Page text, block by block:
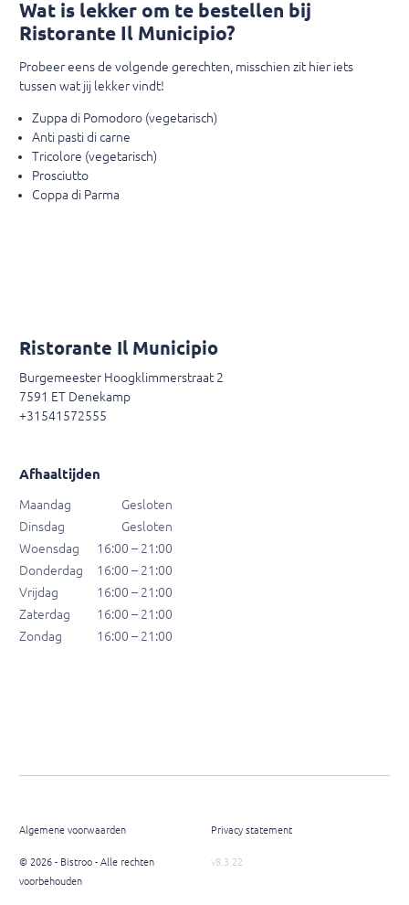
Wat is lekker om te bestellen bij
Ristorante Il Municipio?
Probeer eens de volgende gerechten, misschien zit hier iets
tussen wat jij lekker vindt!
Zuppa di Pomodoro (vegetarisch)
Anti pasti di carne
Tricolore (vegetarisch)
Prosciutto
Coppa di Parma
Ristorante Il Municipio
Burgemeester Hoogklimmerstraat 2
7591 ET Denekamp
+31541572555
Afhaaltijden
Maandag
Gesloten
Dinsdag
Gesloten
Woensdag
16:00 – 21:00
Donderdag
16:00 – 21:00
Vrijdag
16:00 – 21:00
Zaterdag
16:00 – 21:00
Zondag
16:00 – 21:00
Algemene voorwaarden Privacy statement
© 2026 - Bistroo - Alle rechten
voorbehouden
v8.3.22